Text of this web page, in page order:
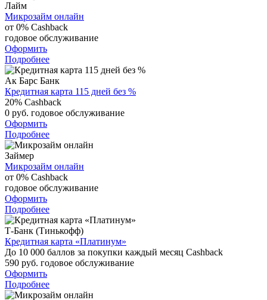
Лайм
Микрозайм онлайн
от 0% Cashback
годовое обслуживание
Оформить
Подробнее
Ак Барс Банк
Кредитная карта 115 дней без %
20% Cashback
0 руб. годовое обслуживание
Оформить
Подробнее
Займер
Микрозайм онлайн
от 0% Cashback
годовое обслуживание
Оформить
Подробнее
Т-Банк (Тинькофф)
Кредитная карта «Платинум»
До 10 000 баллов за покупки каждый месяц Cashback
590 руб. годовое обслуживание
Оформить
Подробнее